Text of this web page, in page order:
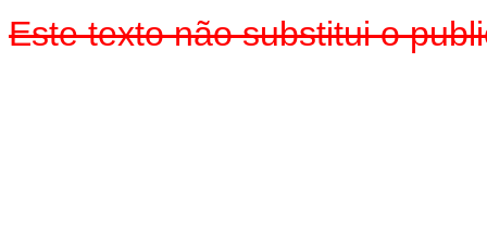
Este texto não substitui o